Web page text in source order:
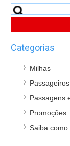
Pesquisar
por:
Categorias
Milhas
Passageiros
Passagens
Promoções
Saiba como